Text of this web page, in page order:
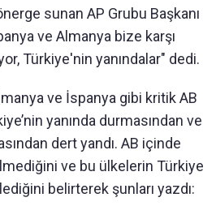
sunan AP Grubu Başkanı
ve Almanya bize karşı
Türkiye'nin yanındalar" dedi.
ve İspanya gibi kritik AB
yanında durmasından ve
dert yandı. AB içinde
ve bu ülkelerin Türkiye
belirterek şunları yazdı: